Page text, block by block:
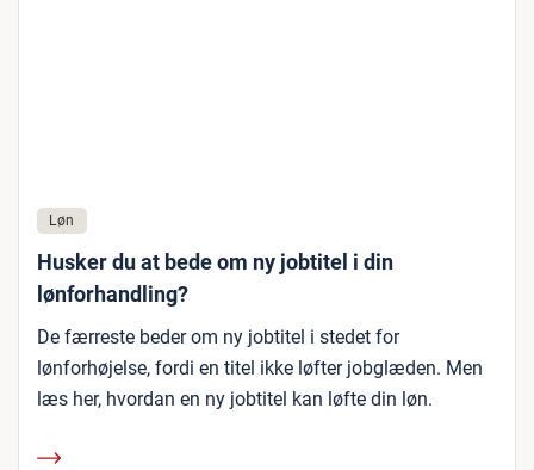
Løn
Husker du at bede om ny jobtitel i din
lønforhandling?
De færreste beder om ny jobtitel i stedet for
lønforhøjelse, fordi en titel ikke løfter jobglæden. Men
læs her, hvordan en ny jobtitel kan løfte din løn.